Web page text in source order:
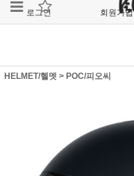
로그인 회원가입
HELMET/헬멧 > POC/피오씨